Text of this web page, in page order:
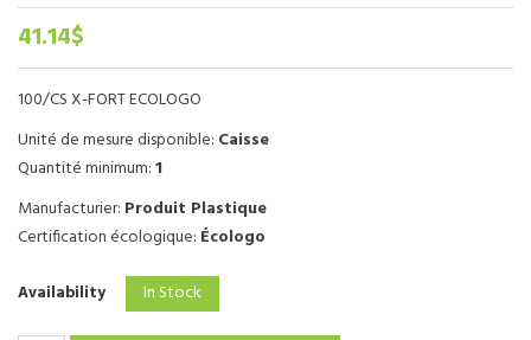
41.14$
100/CS X-FORT ECOLOGO
Unité de mesure disponible: Caisse
Quantité minimum:1
Manufacturier: Produit Plastique
Certification écologique: Écologo
Availability In Stock